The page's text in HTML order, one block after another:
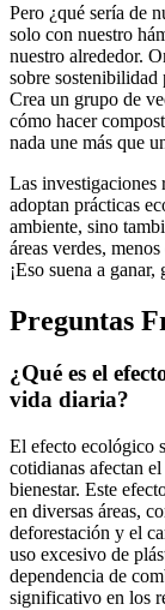
Pero ¿qué sería de
solo con nuestro
nuestro alrededor.
sobre sostenibilidad
Crea un grupo de
cómo hacer
nada une más que
Las investigaciones
adoptan prácticas
ambiente, sino
áreas verdes,
¡Eso suena a ganar,
Preguntas
¿Qué es el
vida diaria?
El efecto ecológico
cotidianas afectan
bienestar. Este
en diversas áreas,
deforestación y el
uso excesivo de
dependencia de
significativo en los